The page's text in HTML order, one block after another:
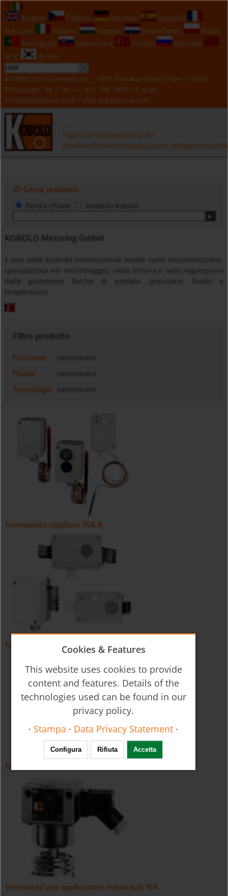
English
Čeština Deutsch
Español
Français
Italiano Magyar Nederlands
Polski
Português
Slovenčina Türkçe
Русский
中文
한국의
KOBOLD Instruments Inc • 1801 Parkway View Drive • 15205
Pittsburgh, PA • Tel:
+1 412 788 2830 • E-mail:
info@koboldusa.com • visit koboldusa.com
Pagina PrincipaleScelta del
prodottoCertificati Applicazioni CatalogoContatti
Cerca prodotto
Modello Kobold
KOBOLD Messring GmbH
è una delle Aziende internazionali leader nella strumentazione,
specializzata nel monitoraggio, nella misura e nella regolazione
delle grandezze fisiche di portata, pressione, livello e
Filtro prodotto
Funzione
Fluido
Tecnologia
Termostato capillare TEA-K
Termostato per locali TEA-R
Termostato per condotti d'aria TEA-S
Termostati per applicazioni industriali TER
Cookies & Features
This website uses cookies to provide
content and features. Details of the
technologies used can be found in our
privacy policy.
· Stampa · Data Privacy Statement ·
Configura Rifiuta Accetta